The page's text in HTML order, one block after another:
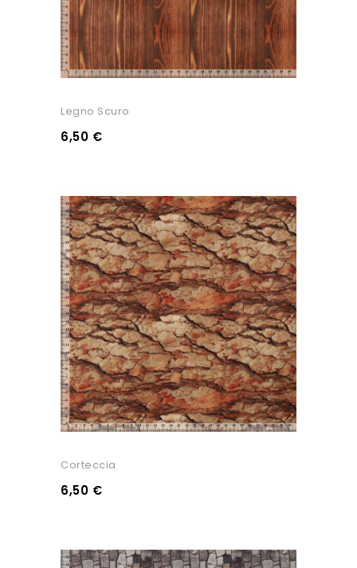
Legno Scuro
6,50 €
Corteccia
6,50 €